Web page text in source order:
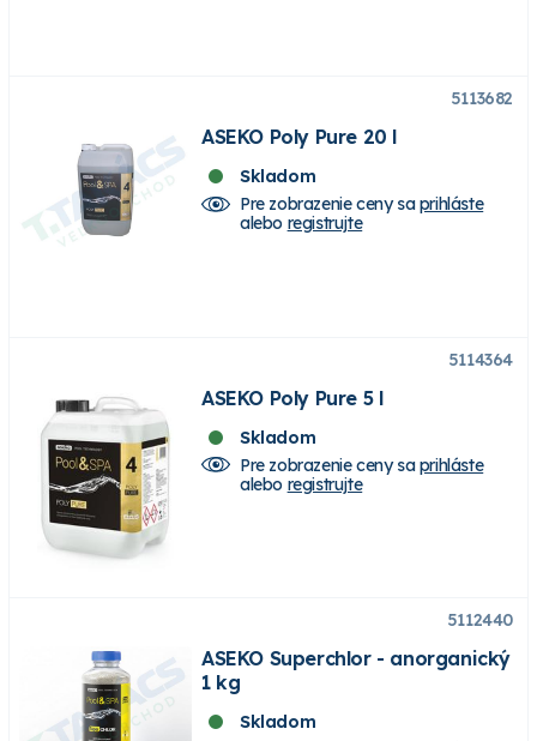
5113682
ASEKO Poly Pure 20 l
Skladom
Pre zobrazenie ceny saprihláste
alebo registrujte
5114364
ASEKO Poly Pure 5 l
Skladom
Pre zobrazenie ceny saprihláste
alebo registrujte
5112440
ASEKO Superchlor - anorganický
1 kg
Skladom